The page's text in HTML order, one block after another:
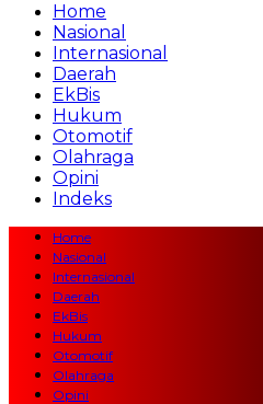
Home
Nasional
Internasional
Daerah
EkBis
Hukum
Otomotif
Olahraga
Opini
Indeks
Home
Nasional
Internasional
Daerah
EkBis
Hukum
Otomotif
Olahraga
Opini